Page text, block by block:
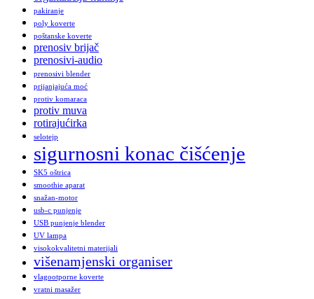
pakiranje
poly koverte
poštanske koverte
prenosiv brijač
prenosivi-audio
prenosivi blender
prijanjajuća moć
protiv komaraca
protiv muva
rotirajućirka
selotejp
sigurnosni konac čišćenje
SK5 oštrica
smoothie aparat
snažan-motor
usb-c punjenje
USB punjenje blender
UV lampa
visokokvalitetni materijali
višenamjenski organiser
vlagootporne koverte
vratni masažer